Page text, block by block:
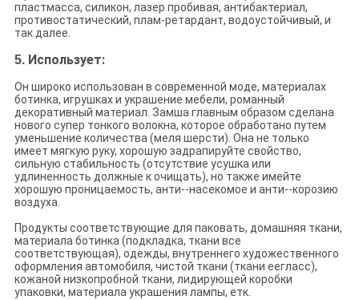
пластмасса, силикон, лазер пробивая, антибактериал,
противостатический, плам-ретардант, водоустойчивый, и
так далее.
5. Использует:
Он широко использован в современной моде, материалах
ботинка, игрушках и украшение мебели, романный
декоративный материал. Замша главным образом сделана
нового супер тонкого волокна, которое обработано путем
уменьшение количества (меля шерсти). Она не только
имеет мягкую руку, хорошую задрапируйте свойство,
сильную стабильность (отсутствие усушка или
удлиненность должные к очищать), но также имейте
хорошую проницаемость, анти--насекомое и анти--корозию
воздуха.
Продукты соответствующие для паковать, домашняя ткани,
материала ботинка (подкладка, ткани все
соответствующая), одежды, внутреннего художественного
оформления автомобиля, чистой ткани (ткани еегласс),
кожаной низкопробной ткани, лидирующей коробки
упаковки, материала украшения лампы, етк.